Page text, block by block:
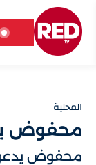
المحلية
محفوض
محفوض يدعو